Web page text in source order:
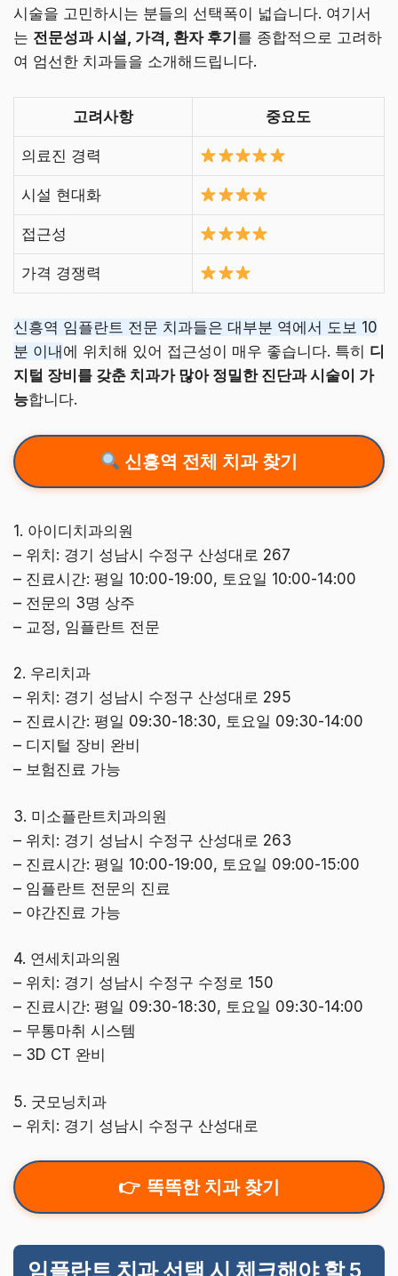
시술을 고민하시는 분들의 선택폭이 넓습니다. 여기서
는 전문성과 시설, 가격, 환자 후기 를 종합적으로 고려하
여 엄선한 치과들을 소개해드립니다.
고려사항 중요도
의료진 경력
시설 현대화
접근성
가격 경쟁력
신흥역 임플란트 전문 치과들은 대부분 역에서 도보 10
분 이내 에 위치해 있어 접근성이 매우 좋습니다. 특히 디
지털 장비를 갖춘 치과가 많아 정밀한 진단과 시술이 가
능합니다.
신흥역 전체 치과 찾기
1. 아이디치과의원
– 위치: 경기 성남시 수정구 산성대로 267
– 진료시간: 평일 10:00-19:00, 토요일 10:00-14:00
– 전문의 3명 상주
– 교정, 임플란트 전문
2. 우리치과
– 위치: 경기 성남시 수정구 산성대로 295
– 진료시간: 평일 09:30-18:30, 토요일 09:30-14:00
– 디지털 장비 완비
– 보험진료 가능
3. 미소플란트치과의원
– 위치: 경기 성남시 수정구 산성대로 263
– 진료시간: 평일 10:00-19:00, 토요일 09:00-15:00
– 임플란트 전문의 진료
– 야간진료 가능
4. 연세치과의원
– 위치: 경기 성남시 수정구 수정로 150
– 진료시간: 평일 09:30-18:30, 토요일 09:30-14:00
– 무통마취 시스템
– 3D CT 완비
5. 굿모닝치과
– 위치: 경기 성남시 수정구 산성대로
똑똑한 치과 찾기
임플란트 치과 선택 시 체크해야 할 5